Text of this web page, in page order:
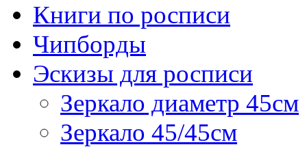
Книги по росписи
Чипборды
Эскизы для росписи
Зеркало диаметр 45см
Зеркало 45/45см